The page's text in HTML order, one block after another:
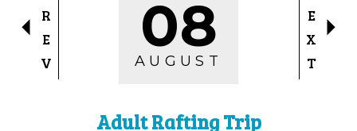
R
E
V
08
AUGUST
Adult Rafting Trip
E
X
T